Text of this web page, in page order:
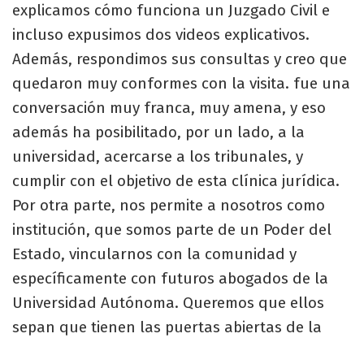
explicamos cómo funciona un Juzgado Civil e
incluso expusimos dos videos explicativos.
Además, respondimos sus consultas y creo que
quedaron muy conformes con la visita. fue una
conversación muy franca, muy amena, y eso
además ha posibilitado, por un lado, a la
universidad, acercarse a los tribunales, y
cumplir con el objetivo de esta clínica jurídica.
Por otra parte, nos permite a nosotros como
institución, que somos parte de un Poder del
Estado, vincularnos con la comunidad y
específicamente con futuros abogados de la
Universidad Autónoma. Queremos que ellos
sepan que tienen las puertas abiertas de la